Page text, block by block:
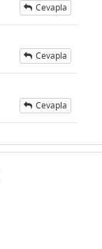
Cevapla
Cevapla
Cevapla